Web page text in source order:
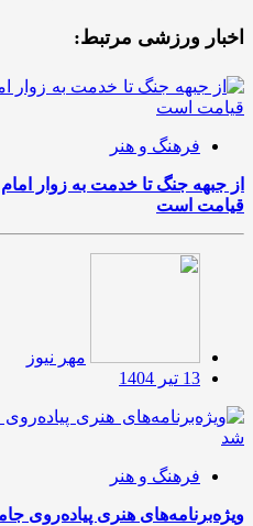
اخبار ورزشی مرتبط:
فرهنگ و هنر
از جبهه جنگ تا خدمت به زوار
قیامت است
مهر نیوز
13 تیر 1404
فرهنگ و هنر
ویژه‌برنامه‌های هنری پیاده‌روی